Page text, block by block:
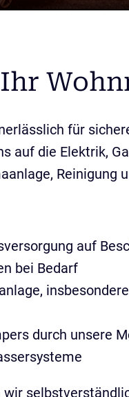
für
auf die Elektrik,
Reinigung
auf
bei Bedarf
durch unsere